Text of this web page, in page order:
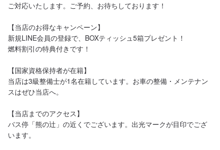
ご対応いたします。ご予約、お待ちしております！
【当店のお得なキャンペーン】
新規LINE会員の登録で、BOXティッシュ5箱プレゼント！
燃料割引の特典付きです！
【国家資格保持者が在籍】
当店は3級整備士が1名在籍しています。お車の整備・メンテナン
スはぜひ当店へ。
【当店までのアクセス】
バス停「熊の辻」の近くでございます。出光マークが目印でござ
います。